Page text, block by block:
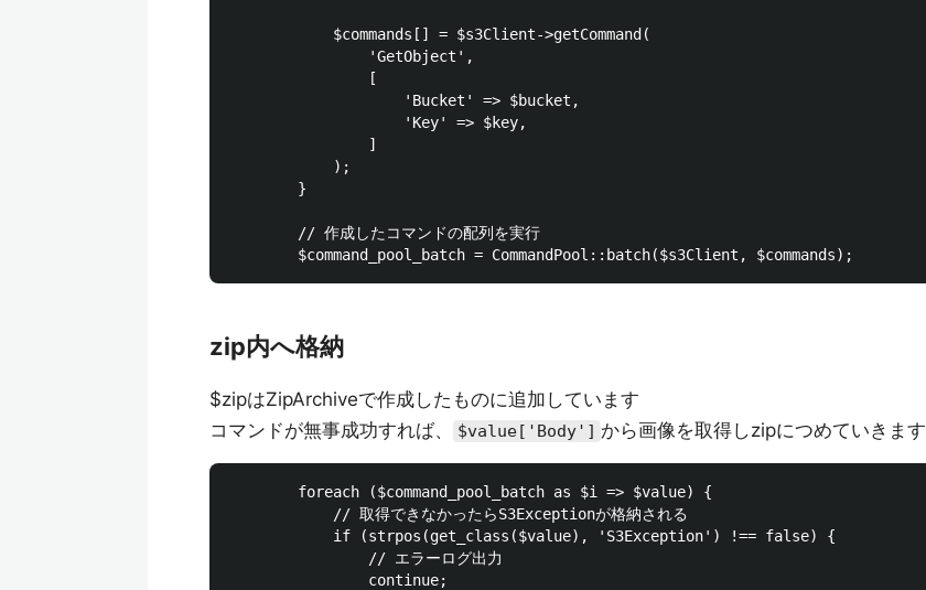
            $commands[] = $s3Client->getCommand(
                'GetObject',
                [
                    'Bucket' => $bucket,
                    'Key' => $key,
                ]
            );
        }
        // 作成したコマンドの配列を実行
zip内へ格納
$zipはZipArchiveで作成したものに追加しています
コマンドが無事成功すれば、
$value['Body'] から画像を取得しzipにつめていきます
        foreach ($command_pool_batch as $i => $value) {
            // 取得できなかったらS3Exceptionが格納される
            if (strpos(get_class($value), 'S3Exception') !== false) {
                // エラーログ出力
                continue;